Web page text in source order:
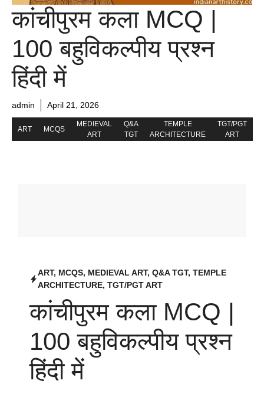
कांचीपुरम कला MCQ |
100 बहुविकल्पीय प्रश्न
हिंदी में
admin April 21, 2026
ART MCQS
MEDIEVAL
ART
Q&A
TGT
TEMPLE
ARCHITECTURE
TGT/PGT
ART
ART, MCQS, MEDIEVAL ART, Q&A TGT, TEMPLE
ARCHITECTURE, TGT/PGT ART
कांचीपुरम कला MCQ |
100 बहुविकल्पीय प्रश्न
हिंदी में